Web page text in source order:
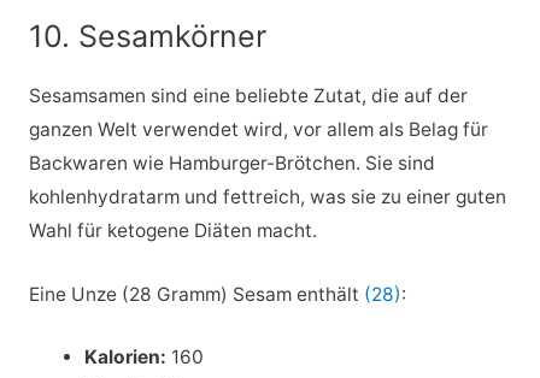
10. Sesamkörner
Sesamsamen sind eine beliebte Zutat, die auf der
ganzen Welt verwendet wird, vor allem als Belag für
Backwaren wie Hamburger-Brötchen. Sie sind
kohlenhydratarm und fettreich, was sie zu einer guten
Wahl für ketogene Diäten macht.
Eine Unze (28 Gramm) Sesam enthält (28):
Kalorien: 160